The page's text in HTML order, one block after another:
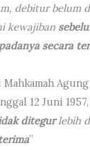
debitur belum
kewajiban
secara
Agung
12 Juni 1957,
ditegurlebih
”